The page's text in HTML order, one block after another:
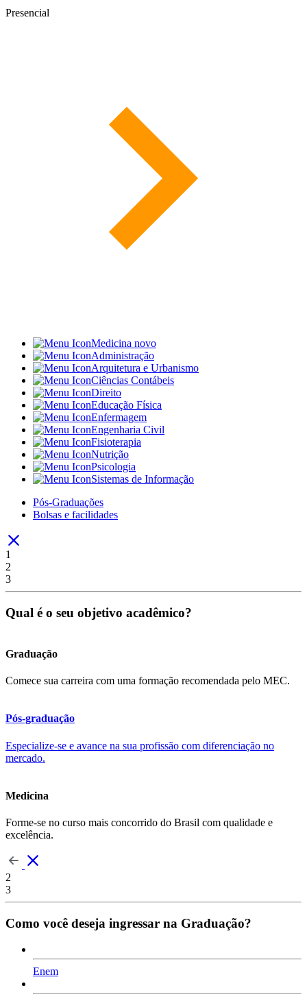
Presencial
Medicina novo
Administração
Arquitetura e Urbanismo
Ciências Contábeis
Direito
Educação Física
Enfermagem
Engenharia Civil
Fisioterapia
Nutrição
Psicologia
Sistemas de Informação
Pós-Graduações
Bolsas e facilidades
1
2
3
Qual é o seu objetivo acadêmico?
Graduação
Comece sua carreira com uma formação recomendada pelo MEC.
Pós-graduação
Especialize-se e avance na sua profissão com diferenciação no
mercado.
Medicina
Forme-se no curso mais concorrido do Brasil com qualidade e
excelência.
2
3
Como você deseja ingressar na Graduação?
Enem